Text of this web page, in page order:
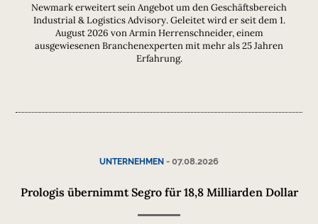
Newmark erweitert sein Angebot um den Geschäftsbereich
Industrial & Logistics Advisory. Geleitet wird er seit dem 1.
August 2026 von Armin Herrenschneider, einem
ausgewiesenen Branchenexperten mit mehr als 25 Jahren
Erfahrung.
UNTERNEHMEN - 07.08.2026
Prologis übernimmt Segro für 18,8 Milliarden Dollar